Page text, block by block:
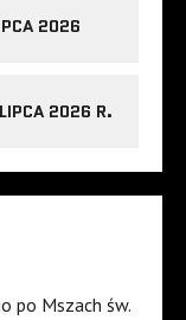
2026
2026 R.
po Mszach św.